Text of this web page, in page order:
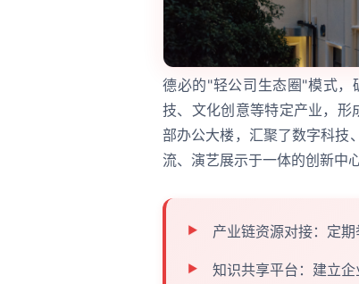
德必的"轻公司生态圈"模式
技、文化创意等特定产业，形
部办公大楼，汇聚了数字科技
流、演艺展示于一体的创新中
产业链资源对接：定
知识共享平台：建立